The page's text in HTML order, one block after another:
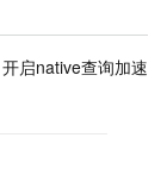
开启native查询加速